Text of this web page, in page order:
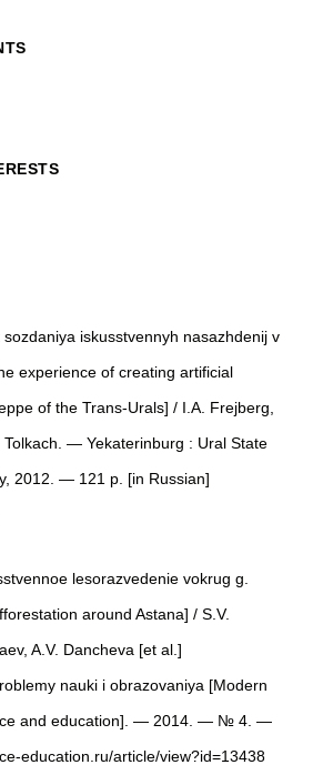
iskusstvennyh nasazhdenij v
experience of creating artificial
of the Trans-Urals] / I.A. Frejberg,
Tolkach. — Yekaterinburg : Ural State
2012. — 121 p. [in Russian]
lesorazvedenie vokrug g.
around Astana] / S.V.
A.V. Dancheva [et al.]
nauki i obrazovaniya [Modern
and education]. — 2014. — № 4. —
education.ru/article/view?id=13438